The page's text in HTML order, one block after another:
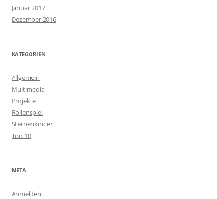
Januar 2017
Dezember 2016
KATEGORIEN
Allgemein
Multimedia
Projekte
Rollenspiel
Sternenkinder
Top 10
META
Anmelden